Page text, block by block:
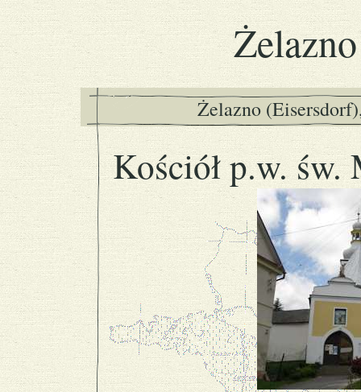
Żelazno
Żelazno
Kościół p.w. św.